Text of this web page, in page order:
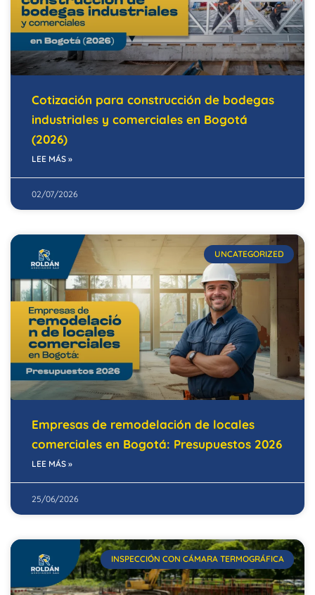
Cotización para construcción de bodegas
industriales y comerciales en Bogotá
(2026)
LEE MÁS »
02/07/2026
UNCATEGORIZED
Empresas de remodelación de locales
comerciales en Bogotá: Presupuestos 2026
LEE MÁS »
25/06/2026
INSPECCIÓN CON CÁMARA TERMOGRÁFICA